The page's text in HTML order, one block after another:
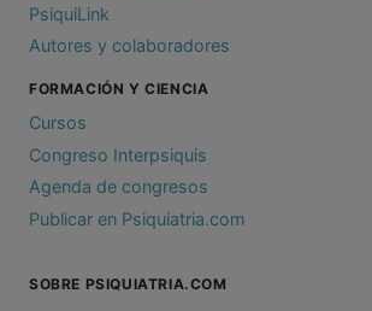
PsiquiLink
Autores y colaboradores
FORMACIÓN Y CIENCIA
Cursos
Congreso Interpsiquis
Agenda de congresos
Publicar en Psiquiatria.com
SOBRE PSIQUIATRIA.COM